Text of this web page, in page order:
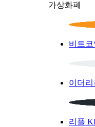
가상화폐
비트코
이더리
리플